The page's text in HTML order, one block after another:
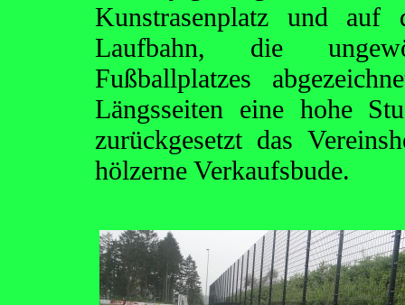
Kunstrasenplatz und auf
Laufbahn, die
Fußballplatzes
Längsseiten eine hohe
zurückgesetzt das
hölzerne Verkaufsbude.